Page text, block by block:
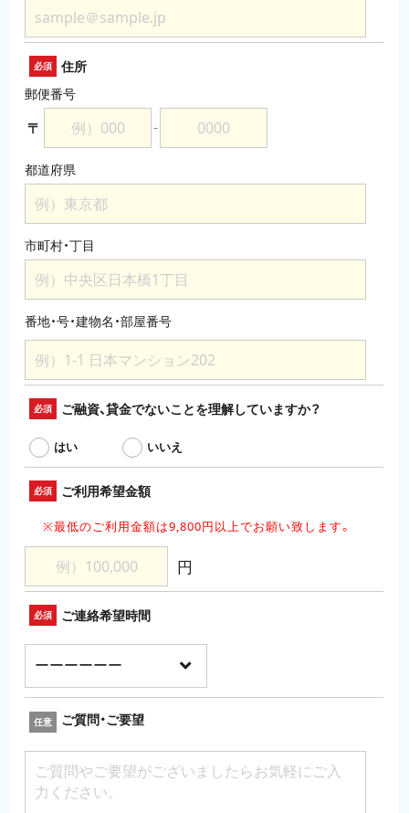
必須
住所
郵便番号
〒 －
都道府県
市町村・丁目
番地・号・建物名・部屋番号
必須 ご融資、貸金でないことを理解していますか？
はい いいえ
必須 ご利用希望金額
※最低のご利用金額は9,800円以上でお願い致します。
円
必須 ご連絡希望時間
任意 ご質問・ご要望